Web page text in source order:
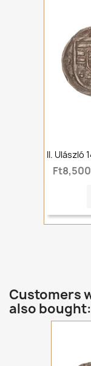
II. Ulászló
Ft8,500
Customers
also bought: